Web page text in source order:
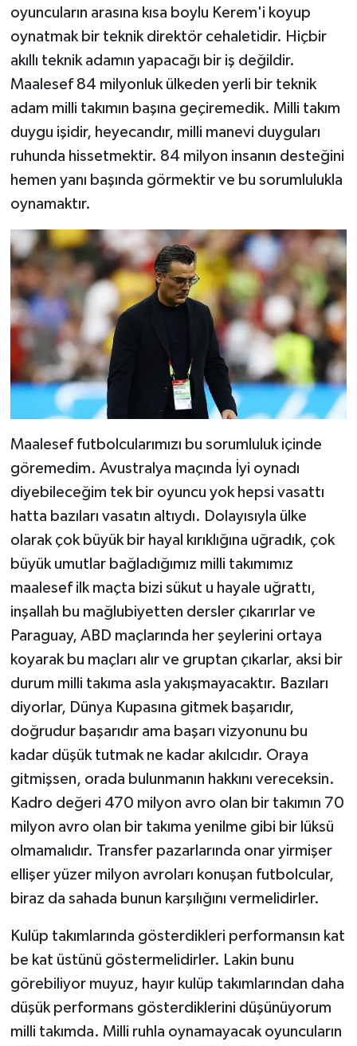
oyuncuların arasına kısa boylu Kerem'i koyup
oynatmak bir teknik direktör cehaletidir. Hiçbir
akıllı teknik adamın yapacağı bir iş değildir.
Maalesef 84 milyonluk ülkeden yerli bir teknik
adam milli takımın başına geçiremedik. Milli takım
duygu işidir, heyecandır, milli manevi duyguları
ruhunda hissetmektir. 84 milyon insanın desteğini
hemen yanı başında görmektir ve bu sorumlulukla
oynamaktır.
Maalesef futbolcularımızı bu sorumluluk içinde
göremedim. Avustralya maçında İyi oynadı
diyebileceğim tek bir oyuncu yok hepsi vasattı
hatta bazıları vasatın altıydı. Dolayısıyla ülke
olarak çok büyük bir hayal kırıklığına uğradık, çok
büyük umutlar bağladığımız milli takımımız
maalesef ilk maçta bizi sükut u hayale uğrattı,
inşallah bu mağlubiyetten dersler çıkarırlar ve
Paraguay, ABD maçlarında her şeylerini ortaya
koyarak bu maçları alır ve gruptan çıkarlar, aksi bir
durum milli takıma asla yakışmayacaktır. Bazıları
diyorlar, Dünya Kupasına gitmek başarıdır,
doğrudur başarıdır ama başarı vizyonunu bu
kadar düşük tutmak ne kadar akılcıdır. Oraya
gitmişsen, orada bulunmanın hakkını vereceksin.
Kadro değeri 470 milyon avro olan bir takımın 70
milyon avro olan bir takıma yenilme gibi bir lüksü
olmamalıdır. Transfer pazarlarında onar yirmişer
ellişer yüzer milyon avroları konuşan futbolcular,
biraz da sahada bunun karşılığını vermelidirler.
Kulüp takımlarında gösterdikleri performansın kat
be kat üstünü göstermelidirler. Lakin bunu
görebiliyor muyuz, hayır kulüp takımlarından daha
düşük performans gösterdiklerini düşünüyorum
milli takımda. Milli ruhla oynamayacak oyuncuların